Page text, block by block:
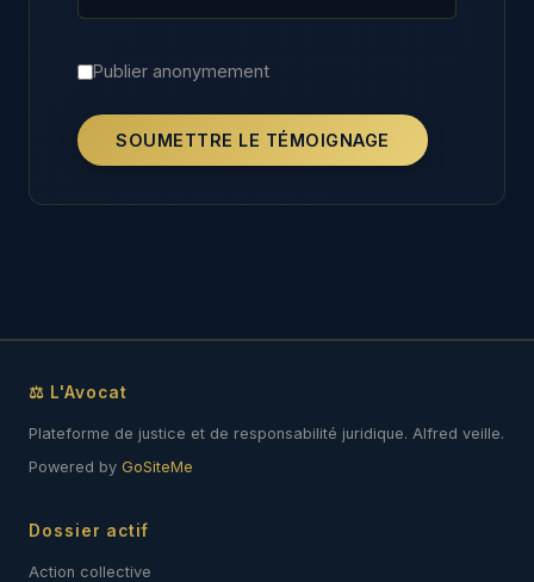
Publier anonymement
SOUMETTRE LE TÉMOIGNAGE
⚖ L'Avocat
Plateforme de justice et de responsabilité juridique. Alfred veille.
Powered by GoSiteMe
Dossier actif
Action collective